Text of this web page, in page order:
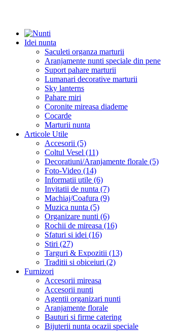
Idei nunta
Saculeti organza marturii
Aranjamente nunti speciale din pene
Suport pahare marturii
Lumanari decorative marturii
Sky lanterns
Pahare miri
Coronite mireasa diademe
Cocarde
Marturii nunta
Articole Utile
Accesorii (5)
Coltul Vesel (11)
Decoratiuni/Aranjamente florale (5)
Foto-Video (14)
Informatii utile (6)
Invitatii de nunta (7)
Machiaj/Coafura (9)
Muzica nunta (5)
Organizare nunti (6)
Rochii de mireasa (16)
Sfaturi si idei (16)
Stiri (27)
Targuri & Expozitii (13)
Traditii si obiceiuri (2)
Furnizori
Accesorii mireasa
Accesorii nunti
Agentii organizari nunti
Aranjamente florale
Bauturi si firme catering
Bijuterii nunta ocazii speciale